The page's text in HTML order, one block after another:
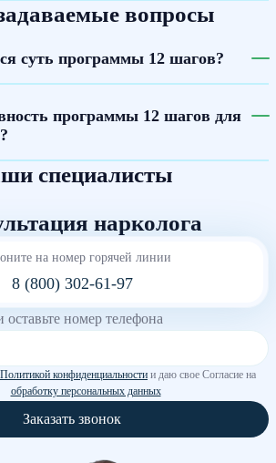
вопросы
суть программы 12 шагов?
программы 12 шагов для
специалисты
нарколога
на номер горячей линии
8 (800) 302-61-97
оставьте номер телефона
Политикой конфиденциальности и даю свое Согласие на
обработку персональных данных
Заказать звонок